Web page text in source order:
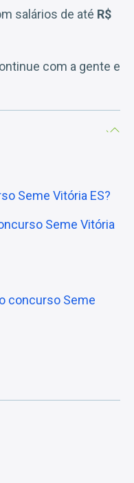
salários de até R$
com a gente e
Seme Vitória ES?
Seme Vitória
concurso Seme